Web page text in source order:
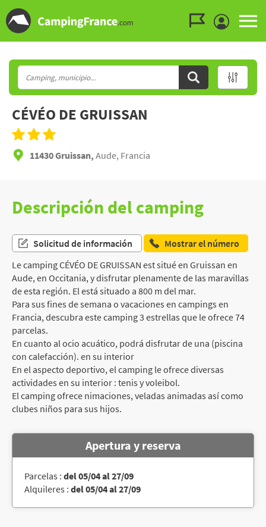
CÉVÉO DE GRUISSAN
11430 Gruissan, Aude, Francia
Descripción del camping
Solicitud de información
Mostrar el número
Le camping CÉVÉO DE GRUISSAN est situé en Gruissan en
Aude, en Occitania, y disfrutar plenamente de las maravillas
de esta región. El está situado a 800 m del mar.
Para sus fines de semana o vacaciones en campings en
Francia, descubra este camping 3 estrellas que le ofrece 74
parcelas.
En cuanto al ocio acuático, podrá disfrutar de una (piscina
con calefacción). en su interior
En el aspecto deportivo, el camping le ofrece diversas
actividades en su interior : tenis y voleibol.
El camping ofrece nimaciones, veladas animadas así como
clubes niños para sus hijos.
Apertura y reserva
Parcelas : del 05/04 al 27/09
Alquileres : del 05/04 al 27/09